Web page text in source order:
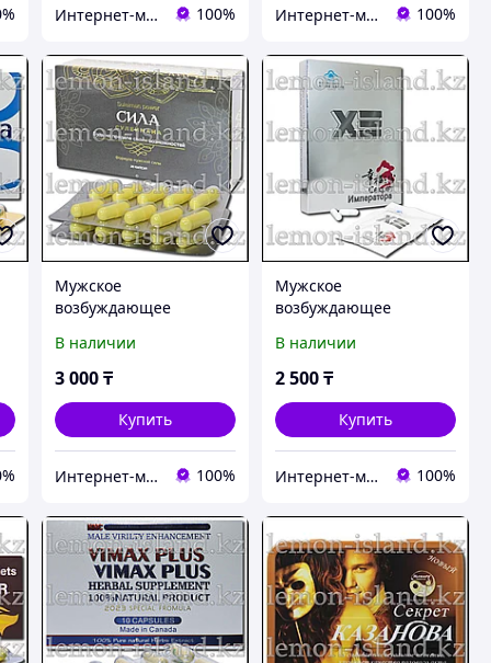
Интернет-магазин "Лимонный островок" 100% Интернет-магазин "Лимонный островок" 100%
Мужское
возбуждающее
Сулеймана, 20 капс.
В наличии
3 000 ₸
Купить
Интернет-магазин "Лимонный островок" 100%
Мужское
возбуждающее
Императора, 8 капс.
В наличии
2 500₸
Купить
Интернет-магазин "Лимонный островок" 100%